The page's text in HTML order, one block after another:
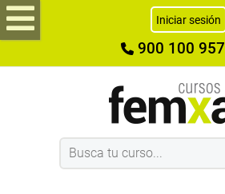
Iniciar sesión
900 100 957